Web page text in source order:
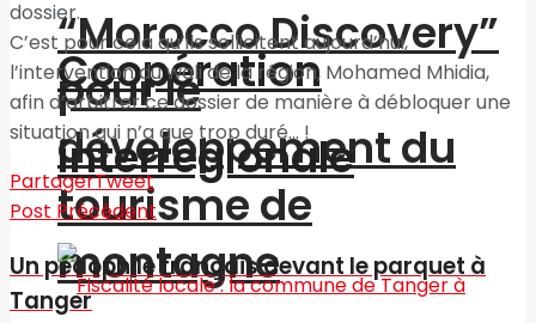
“Morocco Discovery”
pour le
développement du
tourisme de
montagne
Coopération
interrégionale
dossier.
C’est pour cela qu’ils sollicitent aujourd’hui,
l’intervention du wali de la région, Mohamed Mhidia,
afin d’arbitrer ce dossier de manière à débloquer une
situation qui n’a que trop duré… !
PartagerTweet
Post Précédent
Un pédophile français devant le parquet à
Tanger